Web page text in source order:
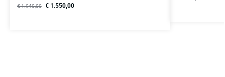
€1.940,00 €1.550,00